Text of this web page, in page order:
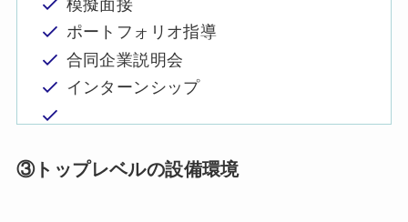
模擬面接
ポートフォリオ指導
合同企業説明会
インターンシップ
③トップレベルの設備環境